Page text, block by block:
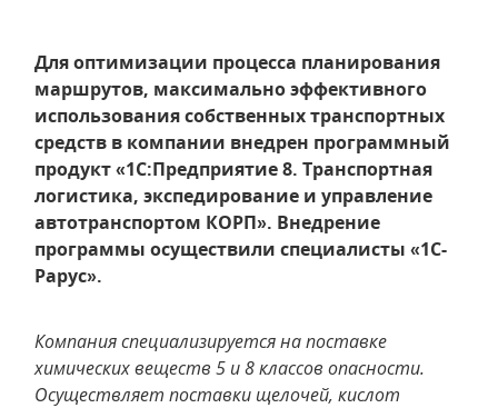
Для оптимизации процесса планирования
маршрутов, максимально эффективного
использования собственных транспортных
средств в компании внедрен программный
продукт «1С:Предприятие 8. Транспортная
логистика, экспедирование и управление
автотранспортом КОРП». Внедрение
программы осуществили специалисты «1С-
Рарус».
Компания специализируется на поставке
химических веществ 5 и 8 классов опасности.
Осуществляет поставки щелочей, кислот